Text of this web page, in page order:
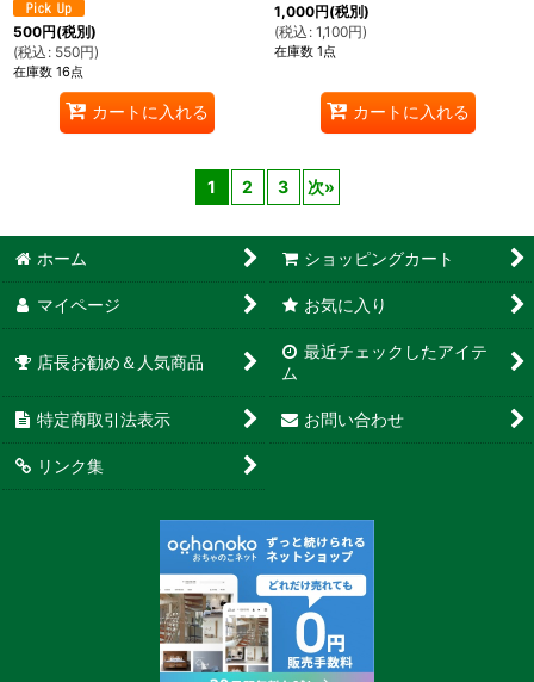
500円(税別)
(税込 : 550円)
在庫数 16点
カートに入れる
1,000円(税別)
(税込 : 1,100円)
在庫数 1点
カートに入れる
1 2 3 次»
ホーム ショッピングカート
マイページ お気に入り
店長お勧め＆人気商品
最近チェックしたアイテ
ム
特定商取引法表示 お問い合わせ
リンク集